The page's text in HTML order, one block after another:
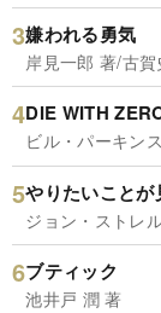
嫌われる勇気
岸見一郎 著/古賀
DIE WITH
ビル・パーキン
やりたいこと
ジョン・ストレ
ブティック
池井戸 潤 著